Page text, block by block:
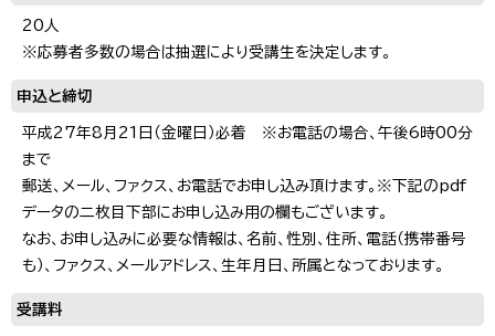
20人
※応募者多数の場合は抽選により受講生を決定します。
申込と締切
平成27年8月21日（金曜日）必着 ※お電話の場合、午後6時00分
まで
郵送、メール、ファクス、お電話でお申し込み頂けます。※下記のpdf
データの二枚目下部にお申し込み用の欄もございます。
なお、お申し込みに必要な情報は、名前、性別、住所、電話（携帯番号
も）、ファクス、メールアドレス、生年月日、所属となっております。
受講料